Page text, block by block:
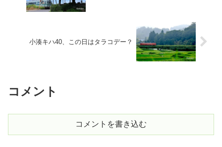
小湊キハ40、この日はタラコデー？
コメント
コメントを書き込む